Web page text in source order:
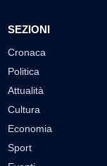
SEZIONI
Cronaca
Politica
Attualità
Cultura
Economia
Sport